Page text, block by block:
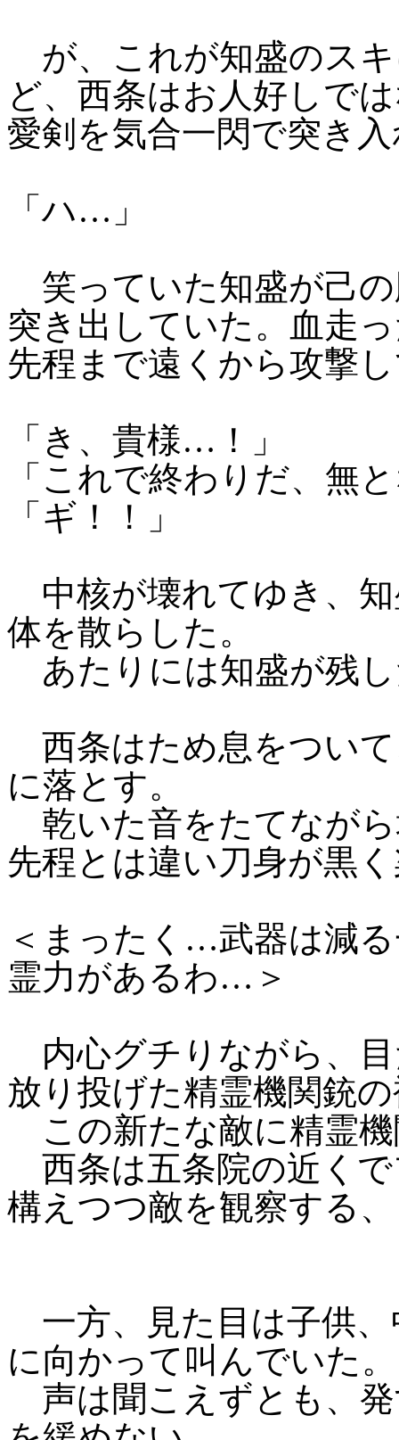
が、これが知盛のス
ど、西条はお人好しで
愛剣を気合一閃で突き
「ハ…」
笑っていた知盛が己
突き出していた。血走
先程まで遠くから攻撃
「き、貴様…！」
「これで終わりだ、無
「ギ！！」
中核が壊れてゆき、
体を散らした。
あたりには知盛が残
西条はため息をつい
に落とす。
乾いた音をたてなが
先程とは違い刀身が黒
＜まったく…武器は減
霊力があるわ…＞
内心グチりながら、
放り投げた精霊機関銃
この新たな敵に精霊
西条は五条院の近く
構えつつ敵を観察する、
一方、見た目は子供、
に向かって叫んでいた。
声は聞こえずとも、